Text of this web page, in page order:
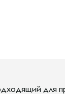
для